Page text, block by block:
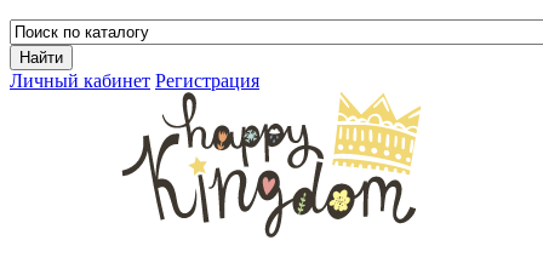
Личный кабинет Регистрация